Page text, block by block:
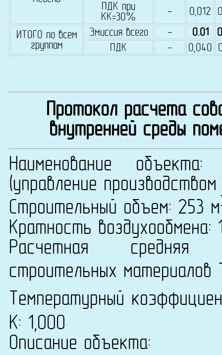
ПДК при
КК=30%
- 0,012
ИТОГО по всем
группам
Эмиссия всего - 0.01
ПДК
- 0,040
Протокол расчета
внутренней среды
Наименование
(управление производством
Строительный объем: 253 м
Кратность воздухообмена:
Расчетная средняя
строительных материалов
Температурный
К: 1,000
Описание объекта: